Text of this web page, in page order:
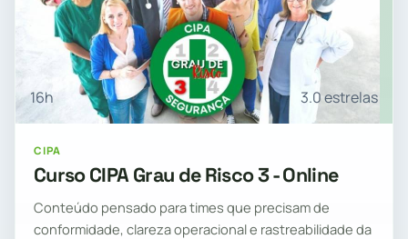
16h 3.0 estrelas
CIPA
Curso CIPA Grau de Risco 3 - Online
Conteúdo pensado para times que precisam de
conformidade, clareza operacional e rastreabilidade da